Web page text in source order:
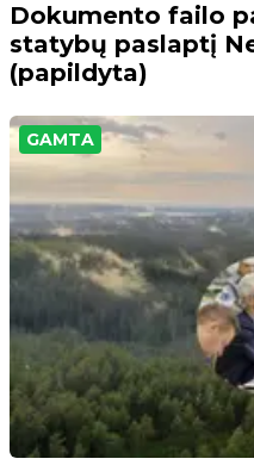
Dokumento failo
statybų paslaptį
(papildyta)
GAMTA